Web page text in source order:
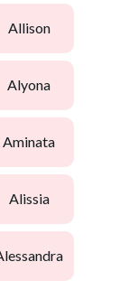
allison
alyona
aminata
alissia
alessandra